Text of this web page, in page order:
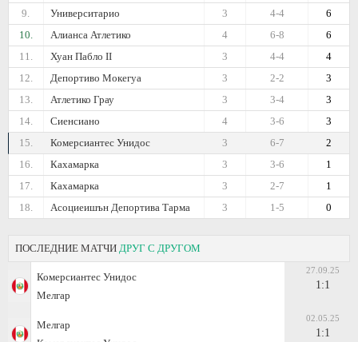
9.
Университарио 6
4-4
3
10.
Алианса Атлетико 6
6-8
4
11.
Хуан Пабло II 4
4-4
3
12.
Депортиво Мокегуа 3
2-2
3
13.
Атлетико Грау 3
3-4
3
14.
Сиенсиано 3
3-6
4
15.
Комерсиантес Унидос 2
6-7
3
16.
Кахамарка 1
3-6
3
17.
Кахамарка 1
2-7
3
18.
Асоциеишън Депортива Тарма 0
1-5
3
ПОСЛЕДНИЕ МАТЧИ ДРУГ С ДРУГОМ
Комерсиантес Унидос
Мелгар
27.09.25
1:1
Мелгар
02.05.25
1:1